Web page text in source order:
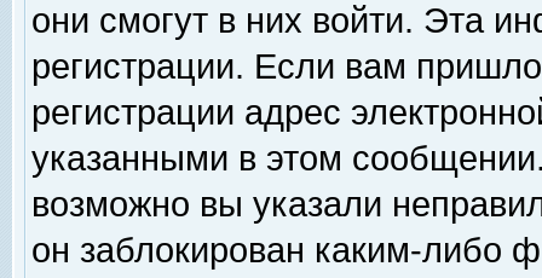
они смогут в них войти. Эта
регистрации. Если вам
регистрации адрес
указанными в этом
возможно вы указали
он заблокирован каким-либо